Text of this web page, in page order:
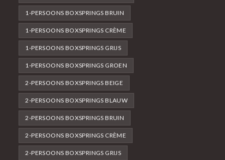
1-PERSOONS BOXSPRINGS BRUIN
1-PERSOONS BOXSPRINGS CRÈME
1-PERSOONS BOXSPRINGS GRIJS
1-PERSOONS BOXSPRINGS GROEN
2-PERSOONS BOXSPRINGS BEIGE
2-PERSOONS BOXSPRINGS BLAUW
2-PERSOONS BOXSPRINGS BRUIN
2-PERSOONS BOXSPRINGS CRÈME
2-PERSOONS BOXSPRINGS GRIJS